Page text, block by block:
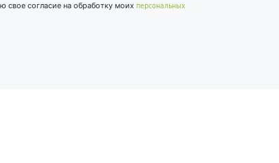
свое согласие на обработку моих персональных